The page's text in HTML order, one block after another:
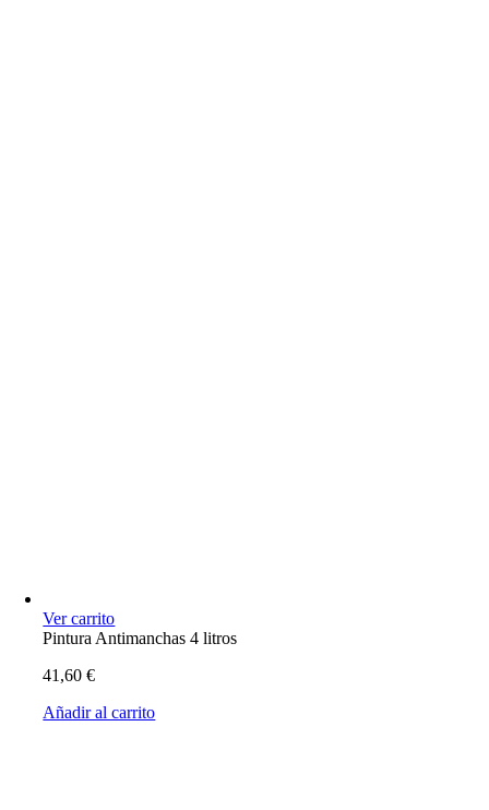
Ver carrito
Pintura Antimanchas 4 litros
41,60€
Añadir al carrito